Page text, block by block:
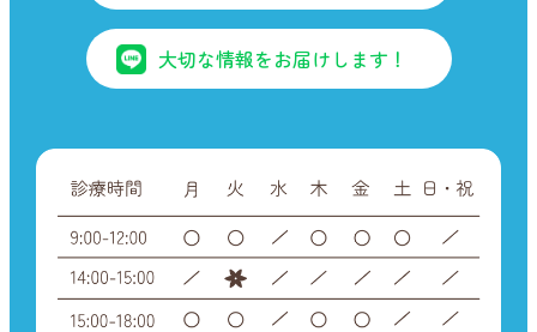
大切な情報をお届けします！